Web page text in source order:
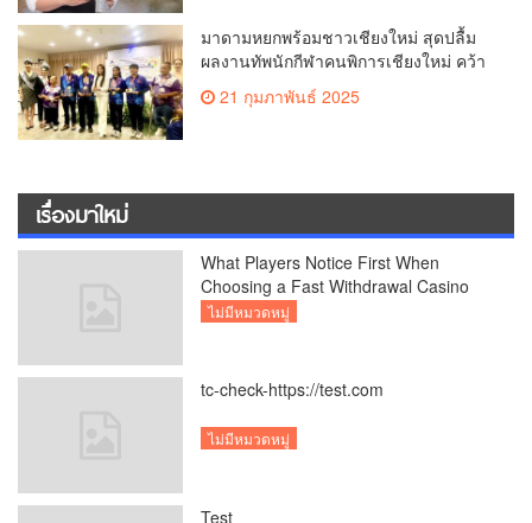
มาดามหยกพร้อมชาวเชียงใหม่ สุดปลื้ม
ผลงานทัพนักกีฬาคนพิการเชียงใหม่ คว้า
เหรียญ “อัญมณีเกมส์”ที่จันทบุรีam
เชียงใหม่
21 กุมภาพันธ์ 2025
เรื่องมาใหม่
What Players Notice First When
Choosing a Fast Withdrawal Casino
UK
ไม่มีหมวดหมู่
tc-check-https://test.com
ไม่มีหมวดหมู่
Test